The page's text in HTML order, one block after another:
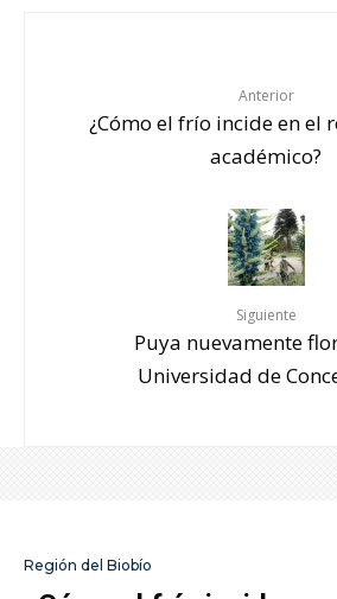
Anterior
¿Cómo el frío incide en el
académico?
Siguiente
Puya nuevamente
Universidad de
Región del Biobío